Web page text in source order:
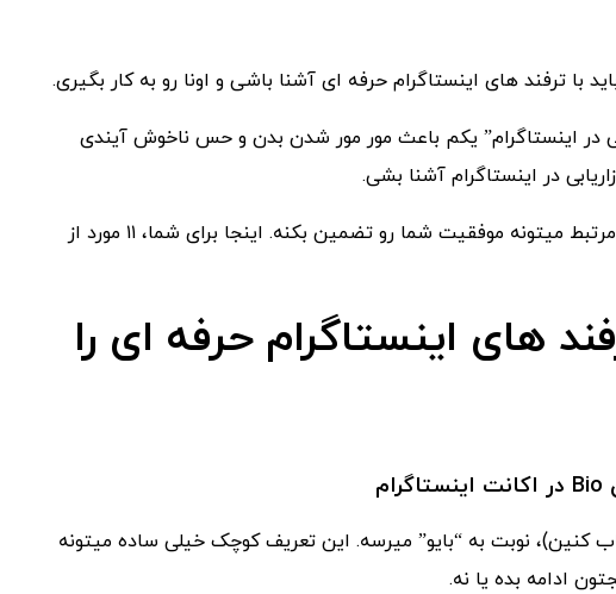
با ترفند های اینستاگرام حرفه ای آشنا باشی و اونا رو به کار بگیری.
در اینستاگرام” یکم باعث مور مور شدن بدن و حس ناخوش آیندی
در اینستاگرام آشنا بشی.
استفاده از این روش ها و ترکیبشون با تصاویر زیبا و مرتبط میتونه موفقیت شما رو تضمین بکنه. اینجا برای شما، ۱۱ مورد از
های اینستاگرام حرفه ای را
کنین)، نوبت به “بایو” میرسه. این تعریف کوچک خیلی ساده میتونه
ادامه بده یا نه.